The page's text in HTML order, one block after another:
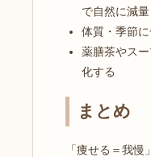
で自然に減量
体質・季節
薬膳茶やス
化する
まとめ
「痩せる＝我